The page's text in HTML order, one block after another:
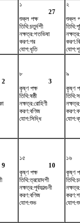
১
27
শুক্ল পক্ষ
তিথি:চতুর্দশী
নক্ষত্র:শতভিষ‌া
করণ:গর
যোগ:ধৃতি
২
শুক্ল
2
৮
3
কৃষ্ণ পক্ষ
তিথি:ষষ্ঠী
নক্ষত্র:রোহিণী
করণ:বণিজ
যোগ:সিদ্ধি
৯
কৃষ্ণ
9
১৫
10
কৃষ্ণ পক্ষ
তিথি:ত্রয়োদশী
নক্ষত্র:পূর্বফাল্গুনী
করণ:বণিজ
যোগ:শুভ
১৬
কৃষ্ণ